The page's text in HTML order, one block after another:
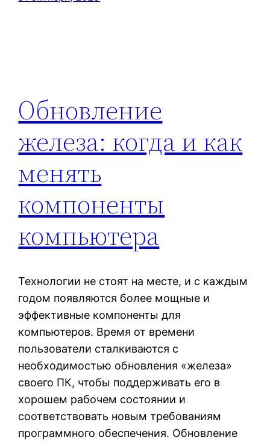
Обновление
железа: когда и как
менять
компоненты
компьютера
Технологии не стоят на месте, и с каждым
годом появляются более мощные и
эффективные компоненты для
компьютеров. Время от времени
пользователи сталкиваются с
необходимостью обновления «железа»
своего ПК, чтобы поддерживать его в
хорошем рабочем состоянии и
соответствовать новым требованиям
программного обеспечения. Обновление